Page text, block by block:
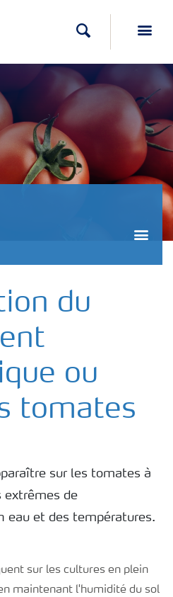
Recherche
du
ou
tomates
sur les tomates à
extrêmes de
eau et des températures.
sur les cultures en plein
maintenant l'humidité du sol